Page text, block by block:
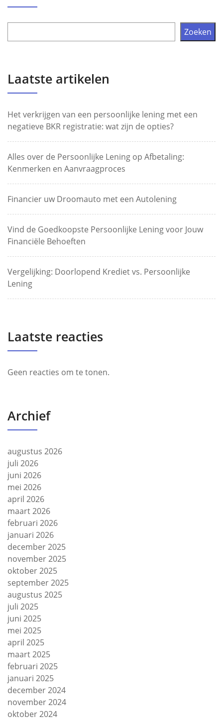
Zoeken
Laatste artikelen
Het verkrijgen van een persoonlijke lening met een
negatieve BKR registratie: wat zijn de opties?
Alles over de Persoonlijke Lening op Afbetaling:
Kenmerken en Aanvraagproces
Financier uw Droomauto met een Autolening
Vind de Goedkoopste Persoonlijke Lening voor Jouw
Financiële Behoeften
Vergelijking: Doorlopend Krediet vs. Persoonlijke
Lening
Laatste reacties
Geen reacties om te tonen.
Archief
augustus 2026
juli 2026
juni 2026
mei 2026
april 2026
maart 2026
februari 2026
januari 2026
december 2025
november 2025
oktober 2025
september 2025
augustus 2025
juli 2025
juni 2025
mei 2025
april 2025
maart 2025
februari 2025
januari 2025
december 2024
november 2024
oktober 2024